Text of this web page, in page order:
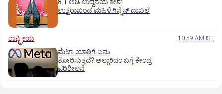
8.1 ಅಡಿ ಉದ್ದನೆಯ ಕೇಶ:
ಉತ್ತರಾಖಂಡ ಮಹಿಳೆ ಗಿನ್ನೆಸ್‌ ದಾಖಲೆ
ರಾಷ್ಟ್ರೀಯ 10:59 AM IST
ಮೆಟಾ ಯಾರಿಗೆ ಏನು
ತೋರಿಸುತ್ತದೆ?:ಅಲ್ಗಾರಿದಂ ಬಗ್ಗೆ ಕೇಂದ್ರ
ಪರಿಶೀಲನೆ